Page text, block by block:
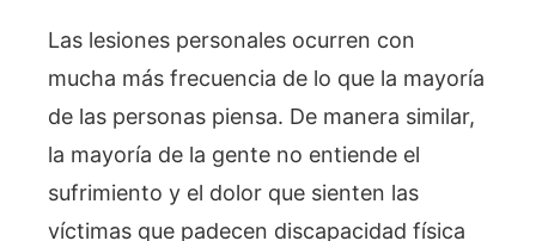
Las lesiones personales ocurren con
mucha más frecuencia de lo que la mayoría
de las personas piensa. De manera similar,
la mayoría de la gente no entiende el
sufrimiento y el dolor que sienten las
víctimas que padecen discapacidad física